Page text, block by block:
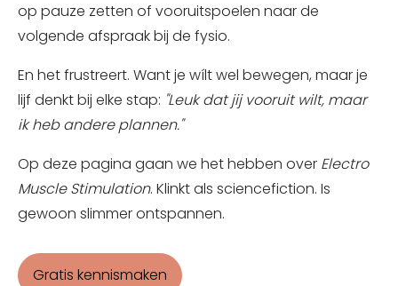
op pauze zetten of vooruitspoelen naar de
volgende afspraak bij de fysio.
En het frustreert. Want je wílt wel bewegen, maar je
lijf denkt bij elke stap: "Leuk dat jij vooruit wilt, maar
ik heb andere plannen."
Op deze pagina gaan we het hebben over Electro
Muscle Stimulation. Klinkt als sciencefiction. Is
gewoon slimmer ontspannen.
Gratis kennismaken